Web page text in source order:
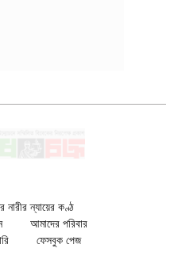
ন্যায়ের কণ্ঠ
আমাদের পরিবার
ফেসবুক পেজ